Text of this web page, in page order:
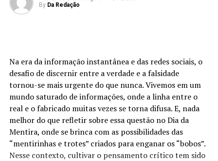
By Da Redação
Na era da informação instantânea e das redes sociais, o
desafio de discernir entre a verdade e a falsidade
tornou-se mais urgente do que nunca. Vivemos em um
mundo saturado de informações, onde a linha entre o
real e o fabricado muitas vezes se torna difusa. E, nada
melhor do que refletir sobre essa questão no Dia da
Mentira, onde se brinca com as possibilidades das
“mentirinhas e trotes” criados para enganar os “bobos”.
Nesse contexto, cultivar o pensamento crítico tem sido